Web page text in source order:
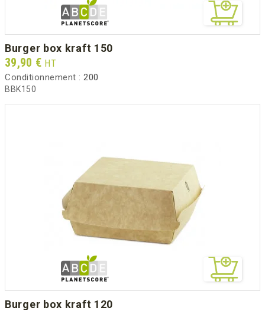
burger box kraft 150
Prix
39,90 € HT
Conditionnement : 200
BBK150
burger box kraft 120